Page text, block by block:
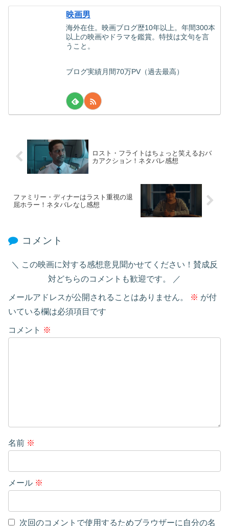
映画男
海外在住。映画ブログ歴10年以上。年間300本
以上の映画やドラマを鑑賞。特技は文句を言
うこと。
ブログ実績月間70万PV（過去最高）
ロスト・フライトはちょっと笑えるおバ
カアクション！ネタバレ感想
ファミリー・ディナーはラスト重視の退
屈ホラー！ネタバレなし感想
コメント
この映画に対する感想意見聞かせてください！賛成反
対どちらのコメントも歓迎です。
メールアドレスが公開されることはありません。 ※ が付
いている欄は必須項目です
コメント ※
名前 ※
メール ※
次回のコメントで使用するためブラウザーに自分の名